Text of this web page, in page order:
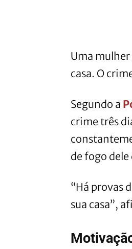
Uma
casa. O
Segundo a
crime três
de fogo dele
“Há provas
sua casa”,